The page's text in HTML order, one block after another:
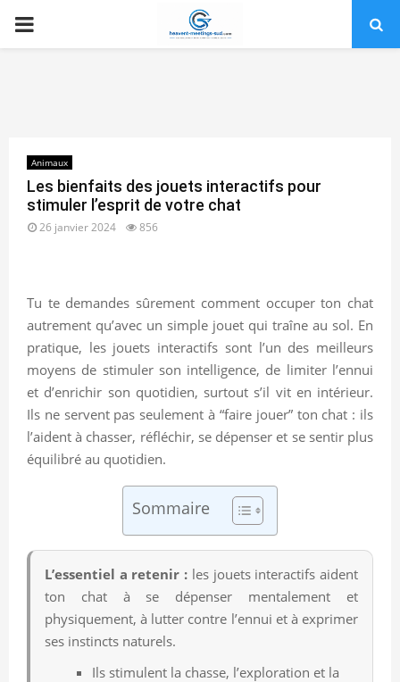
PRIMARY
Animaux
Les bienfaits des jouets interactifs pour
stimuler l’esprit de votre chat
26 janvier 2024 856
Tu te demandes sûrement comment occuper ton chat
autrement qu’avec un simple jouet qui traîne au sol. En
pratique, les jouets interactifs sont l’un des meilleurs
moyens de stimuler son intelligence, de limiter l’ennui
et d’enrichir son quotidien, surtout s’il vit en intérieur.
Ils ne servent pas seulement à “faire jouer” ton chat : ils
l’aident à chasser, réfléchir, se dépenser et se sentir plus
équilibré au quotidien.
Sommaire
L’essentiel a retenir : les jouets interactifs aident
ton chat à se dépenser mentalement et
physiquement, à lutter contre l’ennui et à exprimer
ses instincts naturels.
Ils stimulent la chasse, l’exploration et la